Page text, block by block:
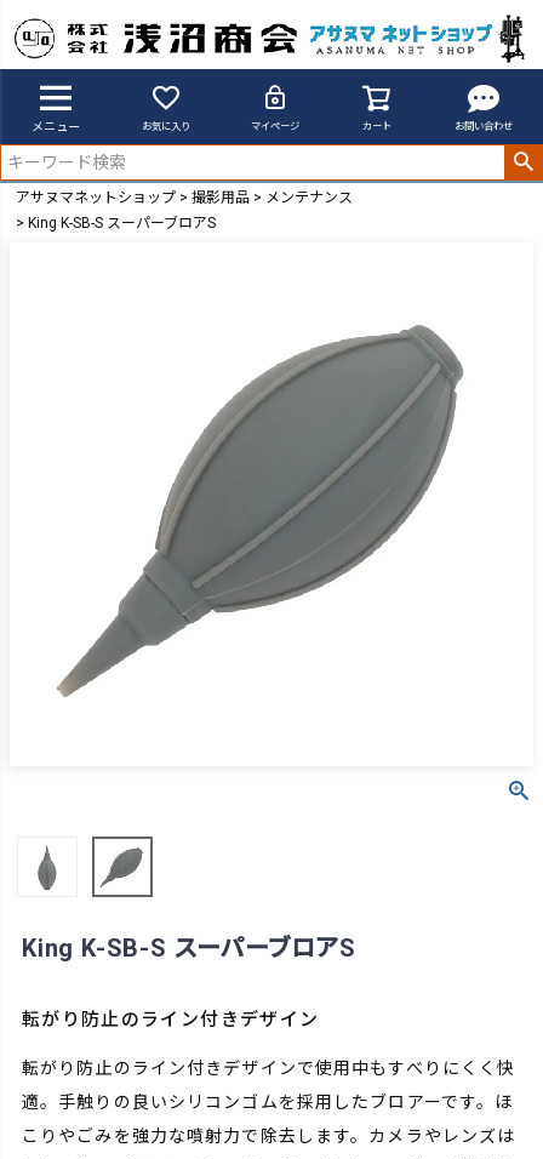
メニュー お気に入り マイページ カート お問い合わせ
アサヌマネットショップ 撮影用品
メンテナンス
King K-SB-S スーパーブロアS
King K-SB-S スーパーブロアS
転がり防止のライン付きデザイン
転がり防止のライン付きデザインで使用中もすべりにくく快
適。手触りの良いシリコンゴムを採用したブロアーです。ほ
こりやごみを強力な噴射力で除去します。カメラやレンズは